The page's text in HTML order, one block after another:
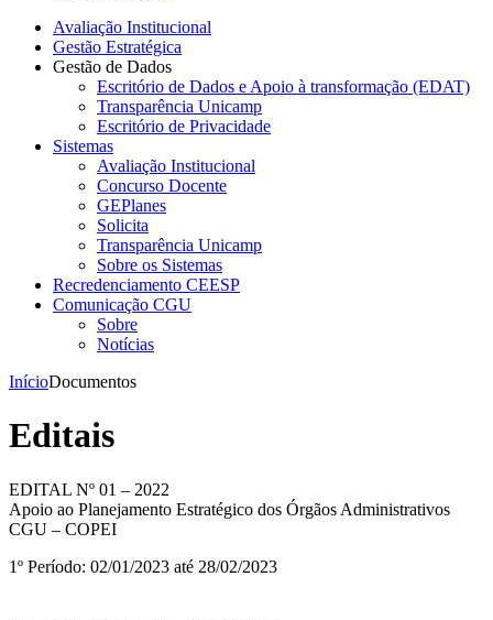
Avaliação Institucional
Gestão Estratégica
Gestão de Dados
Escritório de Dados e Apoio à transformação (EDAT)
Transparência Unicamp
Escritório de Privacidade
Sistemas
Avaliação Institucional
Concurso Docente
GEPlanes
Solicita
Transparência Unicamp
Sobre os Sistemas
Recredenciamento CEESP
Comunicação CGU
Sobre
Notícias
InícioDocumentos
Editais
EDITAL Nº 01 – 2022
Apoio ao Planejamento Estratégico dos Órgãos Administrativos
CGU – COPEI
1º Período: 02/01/2023 até 28/02/2023